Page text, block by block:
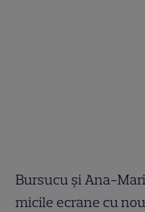
Bursucu și Ana-
micile ecrane cu